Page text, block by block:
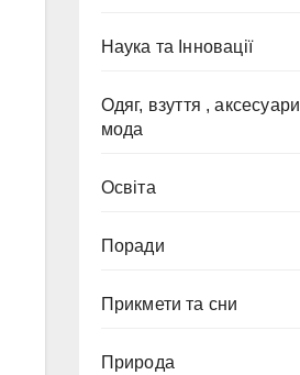
Наука та Інновації
Одяг, взуття ,
мода
Освіта
Поради
Прикмети та сни
Природа